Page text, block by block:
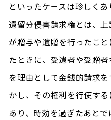
といったケースは珍しくあ
遺留分侵害請求権とは、
が贈与や遺贈を行ったこ
たときに、受遺者や受贈
を理由として金銭的請求
かし、その権利を行使す
あり、時効を過ぎたあと